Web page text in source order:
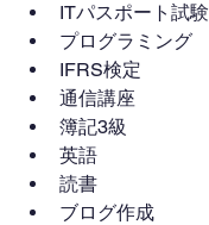
ITパスポート試験
プログラミング
IFRS検定
通信講座
簿記3級
英語
読書
ブログ作成